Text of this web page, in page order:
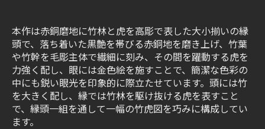
本作は赤銅磨地に竹林と虎を高彫で表した大小揃いの縁
頭で、落ち着いた黒艶を帯びる赤銅地を磨き上げ、竹葉
や竹幹を毛彫主体で繊細に刻み、その間を躍動する虎を
力強く配し、眼には金色絵を施すことで、簡潔な色彩の
中にも鋭い眼光を印象的に際立たせています。頭には竹
を大きく配し、縁では竹林を駆け抜ける虎を表すこと
で、縁頭一組を通して一幅の竹虎図を巧みに構成してい
ます。